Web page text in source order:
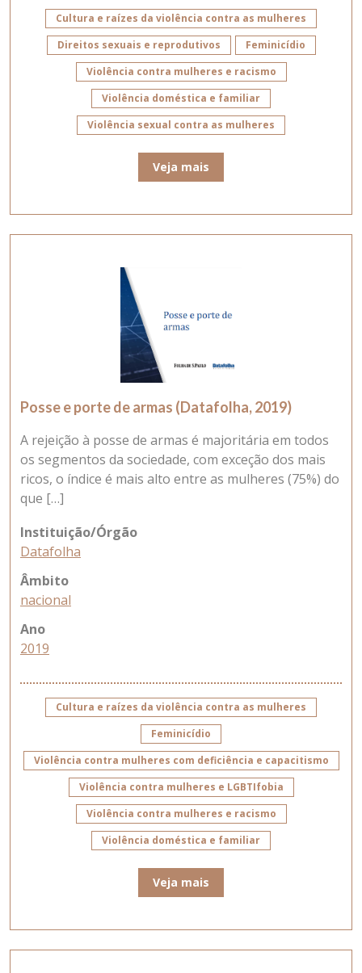
Cultura e raízes da violência contra as mulheres
Direitos sexuais e reprodutivos
Feminicídio
Violência contra mulheres e racismo
Violência doméstica e familiar
Violência sexual contra as mulheres
Veja mais
Posse e porte de armas (Datafolha, 2019)
A rejeição à posse de armas é majoritária em todos
os segmentos da sociedade, com exceção dos mais
ricos, o índice é mais alto entre as mulheres (75%) do
que […]
Instituição/Órgão
Datafolha
Âmbito
nacional
Ano
2019
Cultura e raízes da violência contra as mulheres
Feminicídio
Violência contra mulheres com deficiência e capacitismo
Violência contra mulheres e LGBTIfobia
Violência contra mulheres e racismo
Violência doméstica e familiar
Veja mais